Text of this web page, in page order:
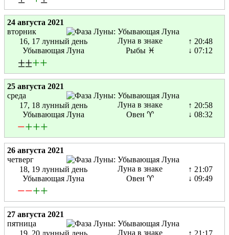
24 августа 2021
вторник
16, 17 лунный день
Убывающая Луна
Луна в знаке
Рыбы ♓
↑ 20:48
↓ 07:12
±±++
25 августа 2021
среда
17, 18 лунный день
Убывающая Луна
Луна в знаке
Овен ♈
↑ 20:58
↓ 08:32
−+++
26 августа 2021
четверг
18, 19 лунный день
Убывающая Луна
Луна в знаке
Овен ♈
↑ 21:07
↓ 09:49
−−++
27 августа 2021
пятница
Луна в знаке